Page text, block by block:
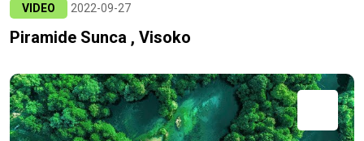
VIDEO 2022-09-27
Piramide Sunca , Visoko